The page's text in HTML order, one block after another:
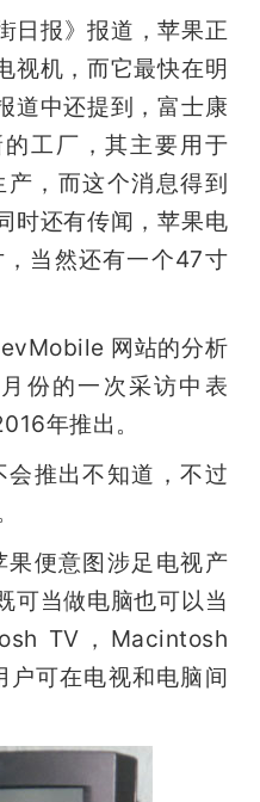
日报》报道，苹果正
视机，而它最快在明
道中还提到，富士康
工厂，其主要用于
，而这个消息得到
时还有传闻，苹果电
当然还有一个47寸
网站的分析
份的一次采访中表
年推出。
推出不知道，不过
便意图涉足电视产
可当做电脑也可以当
TV，Macintosh
可在电视和电脑间